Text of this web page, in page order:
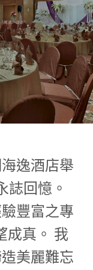
1
逸酒店舉
誌回憶。
豐富之專
成真。 我
美麗難忘